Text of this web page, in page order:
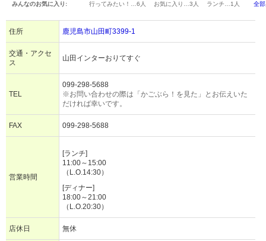
みんなのお気に入り: 行ってみたい！… 6人 お気に入り… 3人 ランチ… 1人 全
住所 鹿児島市山田町3399-1
交通・アクセ
ス
山田インターおりてすぐ
TEL
099-298-5688
※お問い合わせの際は「かごぶら！を見た」とお伝えいた
だければ幸いです。
FAX 099-298-5688
営業時間
[ランチ]
11:00～15:00
（L.O.14:30）
[ディナー]
18:00～21:00
（L.O.20:30）
店休日 無休